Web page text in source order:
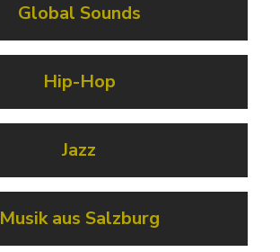
Global Sounds
Hip-Hop
Jazz
Musik aus Salzburg